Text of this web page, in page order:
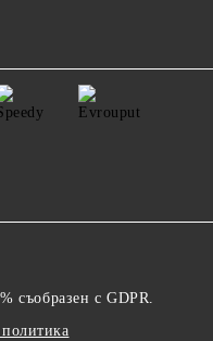
съобразен с GDPR.